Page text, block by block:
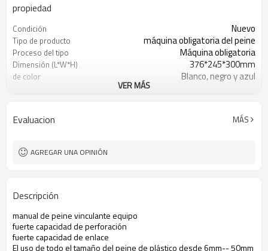
propiedad
Condición Nuevo
Tipo de producto máquina obligatoria del peine
Proceso del tipo Máquina obligatoria
Dimensión (L*W*H) 376*245*300mm
de color Blanco, negro y azul
4pcs/ctn
VER MÁS
Evaluacion MÁS
AGREGAR UNA OPINIÓN
Descripción
manual de peine vinculante equipo
fuerte capacidad de perforación
fuerte capacidad de enlace
El uso de todo el tamaño del peine de plástico desde 6mm-- 50mm